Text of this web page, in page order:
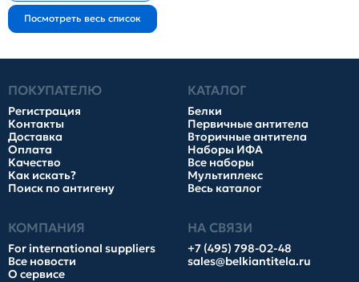
ПОКУПАТЕЛЮ
Регистрация
Контакты
Доставка
Оплата
Качество
Как искать?
Поиск по антигену
КАТАЛОГ
Белки
Первичные антитела
Вторичные антитела
Наборы ИФА
Все наборы
Мультиплекс
Весь каталог
КОМПАНИЯ
For international suppliers
Все новости
О сервисе
НА СВЯЗИ
+7 (495) 798-02-48
sales@belkiantitela.ru